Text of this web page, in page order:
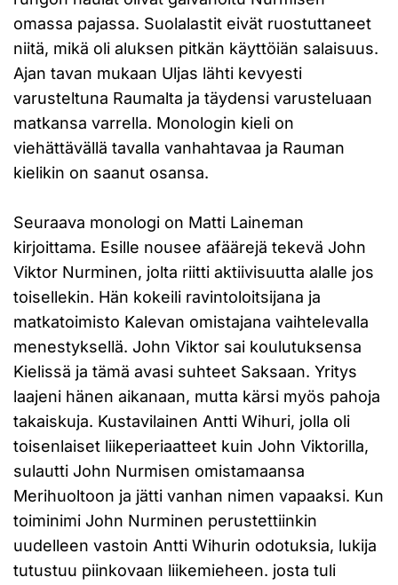
omassa pajassa. Suolalastit eivät ruostuttaneet
niitä, mikä oli aluksen pitkän käyttöiän salaisuus.
Ajan tavan mukaan Uljas lähti kevyesti
varusteltuna Raumalta ja täydensi varusteluaan
matkansa varrella. Monologin kieli on
viehättävällä tavalla vanhahtavaa ja Rauman
kielikin on saanut osansa.
Seuraava monologi on Matti Laineman
kirjoittama. Esille nousee afäärejä tekevä John
Viktor Nurminen, jolta riitti aktiivisuutta alalle jos
toisellekin. Hän kokeili ravintoloitsijana ja
matkatoimisto Kalevan omistajana vaihtelevalla
menestyksellä. John Viktor sai koulutuksensa
Kielissä ja tämä avasi suhteet Saksaan. Yritys
laajeni hänen aikanaan, mutta kärsi myös pahoja
takaiskuja. Kustavilainen Antti Wihuri, jolla oli
toisenlaiset liikeperiaatteet kuin John Viktorilla,
sulautti John Nurmisen omistamaansa
Merihuoltoon ja jätti vanhan nimen vapaaksi. Kun
toiminimi John Nurminen perustettiinkin
uudelleen vastoin Antti Wihurin odotuksia, lukija
tutustuu piinkovaan liikemieheen. josta tuli